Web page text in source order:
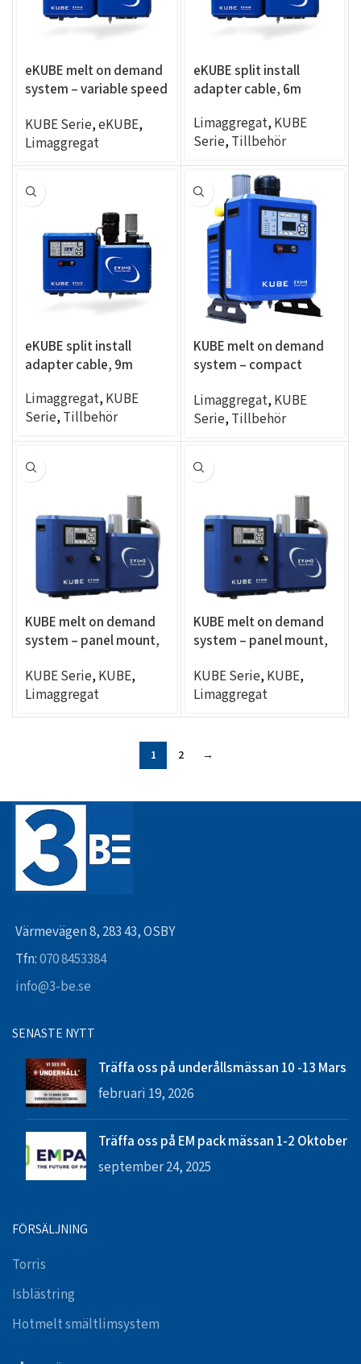
eKUBE melt on demand
system – variable speed
6exits
KUBE Serie,eKUBE,
Limaggregat
eKUBE split install
adapter cable, 6m
Limaggregat, KUBE
Serie, Tillbehör
eKUBE split install
adapter cable, 9m
Limaggregat, KUBE
Serie, Tillbehör
KUBE melt on demand
system – compact
Limaggregat, KUBE
Serie, Tillbehör
KUBE melt on demand
system – panel mount,
KUBE Serie, KUBE,
Limaggregat
KUBE melt on demand
system – panel mount,
KUBE Serie, KUBE,
Limaggregat
1 2 →
Värmevägen 8, 283 43, OSBY
Tfn:070 8453384
info@3-be.se
SENASTE NYTT
Träffa oss på underållsmässan 10 -13 Mars
februari 19, 2026
Träffa oss på EM pack mässan 1-2 Oktober
september 24, 2025
FÖRSÄLJNING
Torris
Isblästring
Hotmelt smältlimsystem